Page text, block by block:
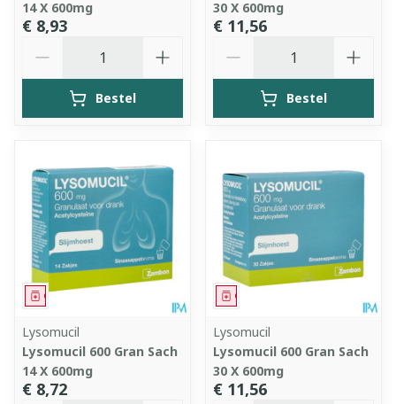
14 X 600mg
€ 8,93
Bestel
30 X 600mg
€ 11,56
Bestel
Geneesmiddel
Lysomucil
Lysomucil 600 Gran Sach
14 X 600mg
€ 8,72
Geneesmiddel
Lysomucil
Lysomucil 600 Gran Sach
30 X 600mg
€ 11,56